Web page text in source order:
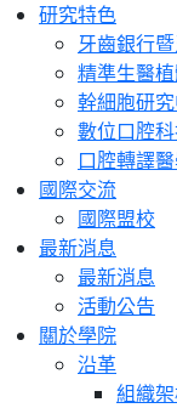
研究特色
牙齒銀行
精準生醫
幹細胞研
數位口腔
口腔轉譯
國際交流
國際盟校
最新消息
最新消息
活動公告
關於學院
沿革
組織